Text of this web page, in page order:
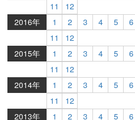
11
12
2016年
1 2 3 4 5 6
11
12
2015年
1 2 3 4 5 6
11
12
2014年
1 2 3 4 5 6
11
12
2013年
1 2 3 4 5 6